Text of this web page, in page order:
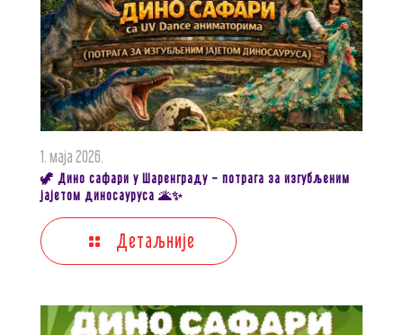
1. маја 2026.
🦖 Дино сафари у Шаренграду – потрага за изгубљеним
јајетом диносауруса 🌋✨
Детаљније